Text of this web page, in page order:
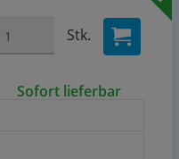
Stk.
Sofort lieferbar